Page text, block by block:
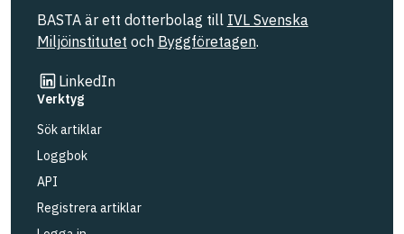
BASTA är ett dotterbolag till IVL Svenska
Miljöinstitutet och Byggföretagen.
LinkedIn
Länk till annan webbplats
Verktyg
Sök artiklar
Loggbok
API
Registrera artiklar